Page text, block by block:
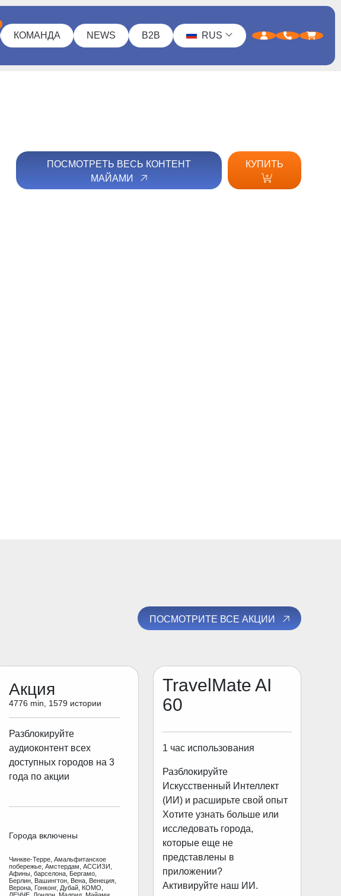
КОМАНДА NEWS B2B RUS
ПОСМОТРЕТЬ ВЕСЬ КОНТЕНТ
МАЙАМИ
КУПИТЬ
ПОСМОТРИТЕ ВСЕ АКЦИИ
Акция
4776 min, 1579 истории
Разблокируйте
аудиоконтент всех
доступных городов на 3
года по акции
Города включены
Чинкве-Терре, Амальфитанское
побережье, Амстердам, АССИЗИ,
Афины, барселона, Бергамо,
Берлин, Вашингтон, Вена, Венеция,
Верона, Гонконг, Дубай, КОМО,
TravelMate AI
60
1 час использования
Разблокируйте
Искусственный Интеллект
(ИИ) и расширьте свой опыт
Хотите узнать больше или
исследовать города,
которые еще не
представлены в
приложении?
Активируйте наш ИИ.